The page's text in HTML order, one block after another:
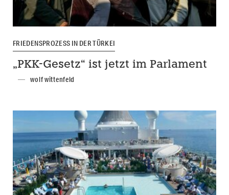
FRIEDENSPROZESS IN DER TÜRKEI
„PKK-Gesetz“ ist jetzt im Parlament
wolf wittenfeld